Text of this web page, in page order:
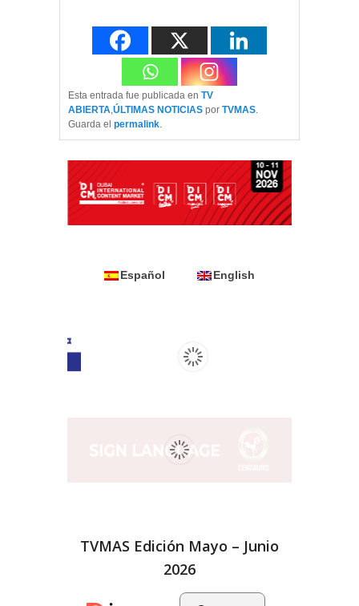
Esta entrada fue publicada en TV
ABIERTA,ÚLTIMAS NOTICIAS por TVMAS.
Guarda el permalink.
Español English
TVMAS Edición Mayo – Junio
2026